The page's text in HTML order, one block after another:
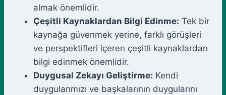
almak önemlidir.
Çeşitli Kaynaklardan Bilgi Edinme: Tek bir
kaynağa güvenmek yerine, farklı görüşleri
ve perspektifleri içeren çeşitli kaynaklardan
bilgi edinmek önemlidir.
Duygusal Zekayı Geliştirme: Kendi
duygularımızı ve başkalarının duygularını